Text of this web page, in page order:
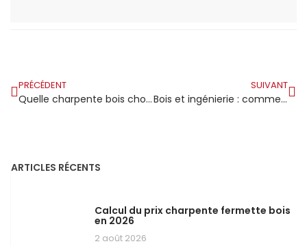
PRÉCÉDENT
Quelle charpente bois choisir pour une maison en bord de mer ?
SUIVANT
Bois et ingénierie : comment les architectes contemporains revisitent la charpente traditionnelle avec des matériaux modernes
ARTICLES RÉCENTS
Calcul du prix charpente fermette bois
en 2026
2 août 2026